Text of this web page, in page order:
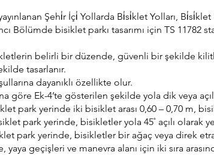
Şehi̇r İçi̇ Yollarda Bi̇si̇klet Yolları,
Bölümde bisiklet parkı tasarımı için TS 11782
belirli bir düzende, güvenli bir şekilde
tasarlanır.
dayanıklı özellikte olur.
göre Ek-4’te gösterilen şekilde yola dik veya
park yerinde iki bisiklet arası 0,60 – 0,70 m,
park yerinde, bisikletler yola 45˚ açılı
park yerinde, bisikletler bir ağaç veya direk
geçişleri ve manevra alanı için iki sıra